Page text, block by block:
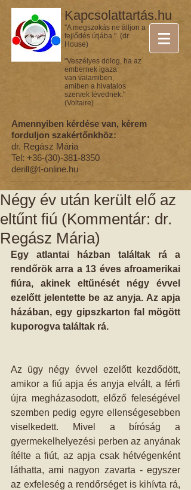
Kapcsolattartás.hu
"A megszokás ne álljon a
fejlődés útjába." (dr.
House)
"Veszélyes dolog, ha az
embernek igaza
van valamiben,
amiben a hivatalos
szervek tévednek."
(Voltaire)
Amennyiben kérdése van, kérem
forduljon szakértőnkhöz:
dr. Regász Mária
Tel: +36-(30)-381-8350
derill@t-online.hu
Négy év után került elő az
eltűnt fiú (Kommentár: dr.
Regász Mária)
Egy atlantai házban találtak rá a
rendőrök arra a 13 éves afroamerikai
fiúra, akinek eltűnését négy évvel
ezelőtt jelentette be az anyja. Az apja
házában, egy gipszkarton fal mögött
kuporogva találtak rá.
Az ügy négy évvel ezelőtt kezdődött,
amikor a fiú apja és anyja elvált, a férfi
újra megházasodott, előző feleségével
szemben pedig egyre ellenségesebben
viselkedett. Mivel a bíróság a
gyermekelhelyezési perben az anyának
ítélte a fiút, az apja csak hétvégenként
láthatta, ami nagyon zavarta - egyszer
az exfeleség a rendőrséget is kihívta rá,